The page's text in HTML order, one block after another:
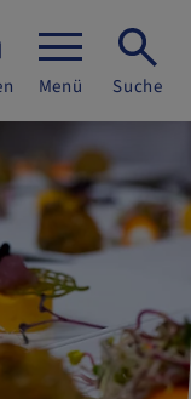
Menü Suche